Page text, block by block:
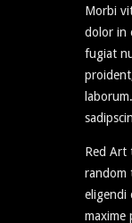
Morbi
dolor in
fugiat
Red Art
random
eligendi
maxime